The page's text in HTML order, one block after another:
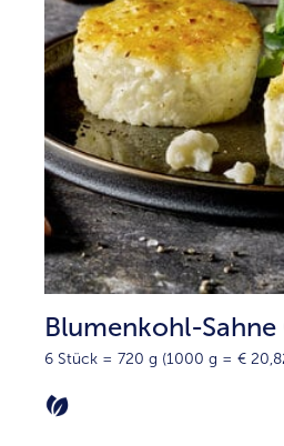
Blumenkohl-Sahne
6 Stück = 720 g (1000 g = €